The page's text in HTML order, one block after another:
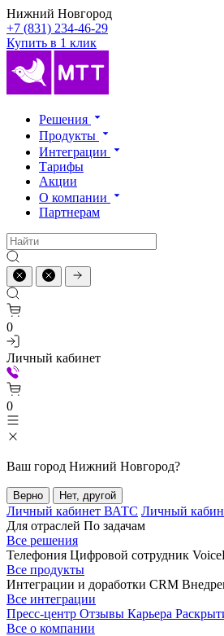
Нижний Новгород
+7 (831) 234-46-29
Купить в 1 клик
Решения
Продукты
Интеграции
Тарифы
Акции
О компании
Партнерам
0
Личный кабинет
0
Ваш город Нижний Новгород?
Верно Нет, другой
Личный кабинет ВАТС Личный
Для отраслей По задачам
Все решения
Телефония Цифровой сотрудник
Все продукты
Интеграции и доработки CRM
Все интеграции
Пресс-центр Отзывы Карьера
Все о компании